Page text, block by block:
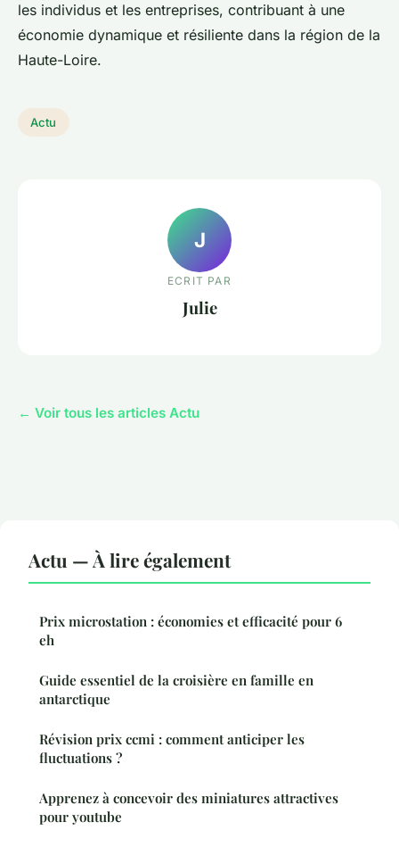
les individus et les entreprises, contribuant à une
économie dynamique et résiliente dans la région de la
Haute-Loire.
Actu
J
ECRIT PAR
Julie
← Voir tous les articles Actu
Actu — À lire également
Prix microstation : économies et efficacité pour 6
eh
Guide essentiel de la croisière en famille en
antarctique
Révision prix ccmi : comment anticiper les
fluctuations ?
Apprenez à concevoir des miniatures attractives
pour youtube